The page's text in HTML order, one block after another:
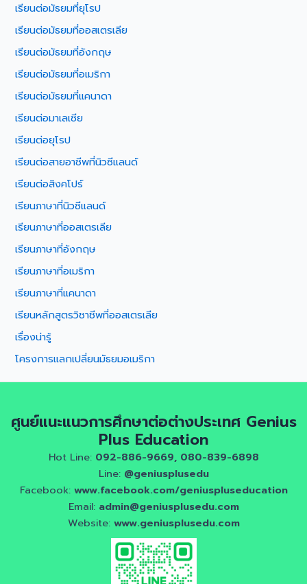
เรียนต่อมัธยมที่ยุโรป
เรียนต่อมัธยมที่ออสเตรเลีย
เรียนต่อมัธยมที่อังกฤษ
เรียนต่อมัธยมที่อเมริกา
เรียนต่อมัธยมที่แคนาดา
เรียนต่อมาเลเซีย
เรียนต่อยุโรป
เรียนต่อสายอาชีพที่นิวซีแลนด์
เรียนต่อสิงคโปร์
เรียนภาษาที่นิวซีแลนด์
เรียนภาษาที่ออสเตรเลีย
เรียนภาษาที่อังกฤษ
เรียนภาษาที่อเมริกา
เรียนภาษาที่แคนาดา
เรียนหลักสูตรวิชาชีพที่ออสเตรเลีย
เรื่องน่ารู้
โครงการแลกเปลี่ยนมัธยมอเมริกา
ศูนย์แนะแนวการศึกษาต่อต่างประเทศ Genius
Plus Education
Hot Line: 092-886-9669, 080-839-6898
Line: @geniusplusedu
Facebook: www.facebook.com/geniuspluseducation
Email: admin@geniusplusedu.com
Website: www.geniusplusedu.com